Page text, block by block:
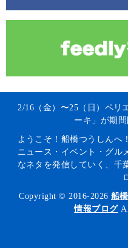
2/16（金）〜25（日）ペリ
ーキ」が期間
ようこそ！船橋つうしんへ
ニュース・イベント・グル
なネタを発信していく、千
Copyright © 2016-2026 船
情報ブログ